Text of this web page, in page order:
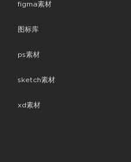
figma素材
图标库
ps素材
sketch素材
xd素材